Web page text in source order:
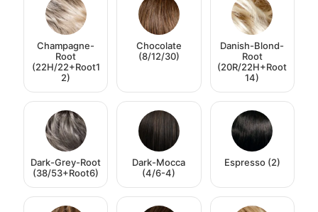
Champagne-
Root
(22H/22+Root1
2)
Chocolate
(8/12/30)
Danish-Blond-
Root
(20R/22H+Root
14)
Dark-Grey-Root
(38/53+Root6)
Dark-Mocca
(4/6-4)
Espresso (2)